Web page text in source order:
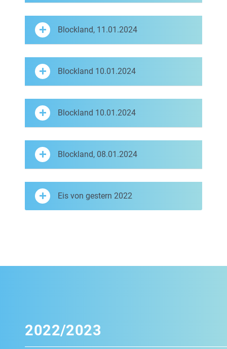
Blockland, 11.01.2024
Blockland 10.01.2024
Blockland 10.01.2024
Blockland, 08.01.2024
Eis von gestern 2022
2022/2023